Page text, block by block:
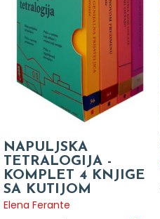
NAPULJSKA
TETRALOGIJA -
KOMPLET 4 KNJIGE
SA KUTIJOM
Elena Ferante